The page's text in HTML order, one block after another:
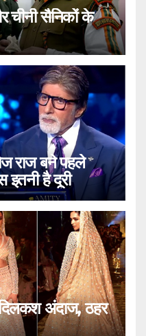
चीनी सैनिकों के
राज बने पहले
है दूरी
दिलकश अंदाज, ठहर